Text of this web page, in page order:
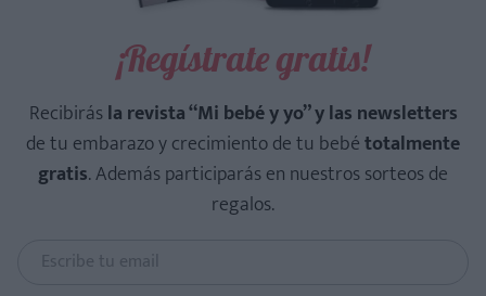
¡Regístrate gratis!
Recibirásla revista “Mi bebé y yo” y las newsletters
de tu embarazo y crecimiento de tu bebétotalmente
gratis. Además participarás en nuestros sorteos de
regalos.